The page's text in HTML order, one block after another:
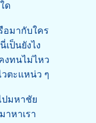
ด
อมากับใคร
ป็นยังไง
งทนไม่ไหว
ตะแหน่ว ๆ
ปมหาชัย
าหาเรา